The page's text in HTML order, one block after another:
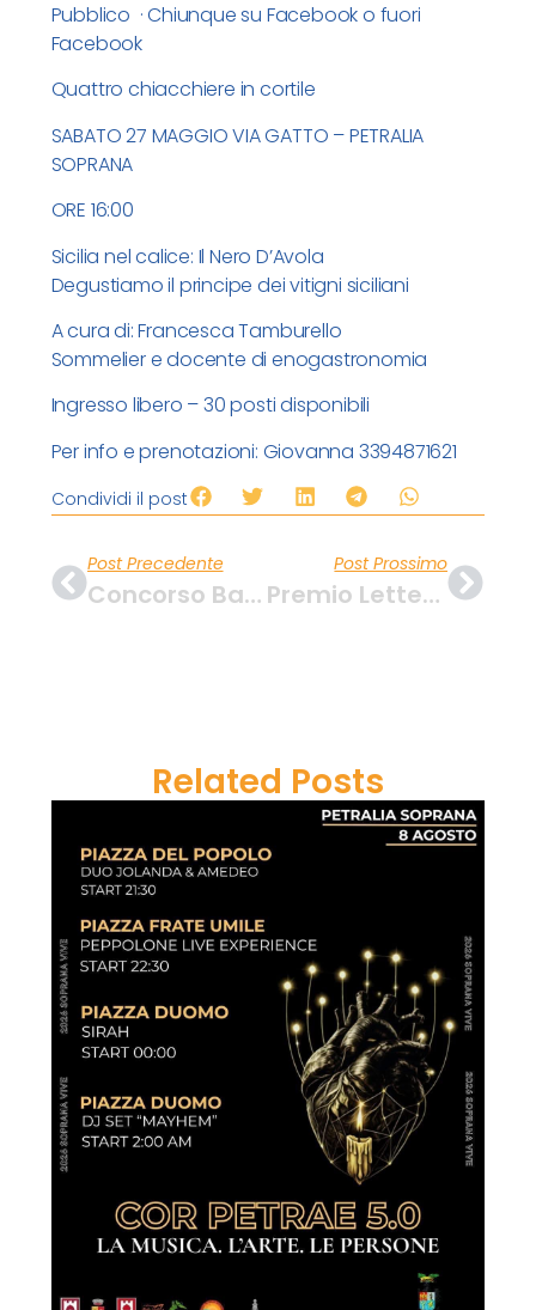
Pubblico · Chiunque su Facebook o fuori
Facebook
Quattro chiacchiere in cortile
SABATO 27 MAGGIO VIA GATTO – PETRALIA
SOPRANA
ORE 16:00
Sicilia nel calice: Il Nero D’Avola
Degustiamo il principe dei vitigni siciliani
A cura di: Francesca Tamburello
Sommelier e docente di enogastronomia
Ingresso libero – 30 posti disponibili
Per info e prenotazioni: Giovanna 3394871621
Condividi il post
Post Precedente
Concorso Balcone Fiorito 2023
Post Prossimo
Premio Letterario Comet Poesia
Related Posts